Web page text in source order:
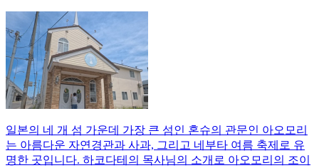
일본의 네 개 섬 가운데 가장 큰 섬인 혼슈의 관문인 아오모리
는 아름다운 자연경관과 사과, 그리고 네부타 여름 축제로 유
명한 곳입니다. 하코다테의 목사님의 소개로 아오모리의 조이